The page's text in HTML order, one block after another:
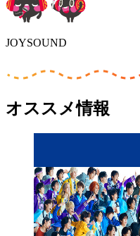
JOYSOUND
オススメ情報